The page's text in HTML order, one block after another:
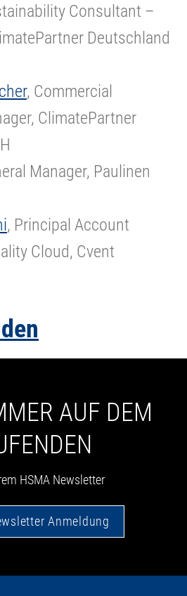
Consultant –
Deutschland
, Commercial
ClimatePartner
Manager, Paulinen
, Principal Account
Cloud, Cvent
AUF DEM
HSMA Newsletter
Anmeldung